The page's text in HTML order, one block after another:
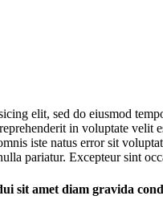
elit, sed do eiusmod
in voluptate
iste natus error sit
pariatur. Excepteur sint
sit amet diam gravida